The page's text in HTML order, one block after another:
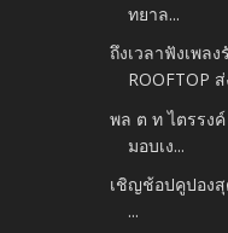
ทยาล...
ถึงเวลาฟังเพล
ROOFTOP
พล ต ท ไตรรง
มอบเง...
เชิญช้อปคูปองสุ
...